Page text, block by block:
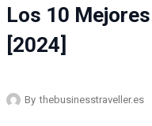
Los 10
[2024]
By thebusinesstraveller.es